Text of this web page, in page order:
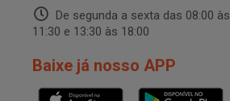
De segunda a sexta das 08:00 às
11:30 e 13:30 às 18:00
Baixe já nosso APP